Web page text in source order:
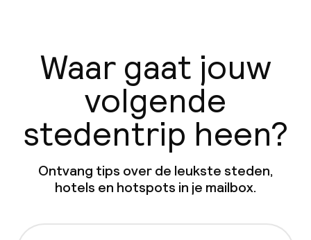
Waar gaat jouw
volgende
stedentrip heen?
Ontvang tips over de leukste steden,
hotels en hotspots in je mailbox.